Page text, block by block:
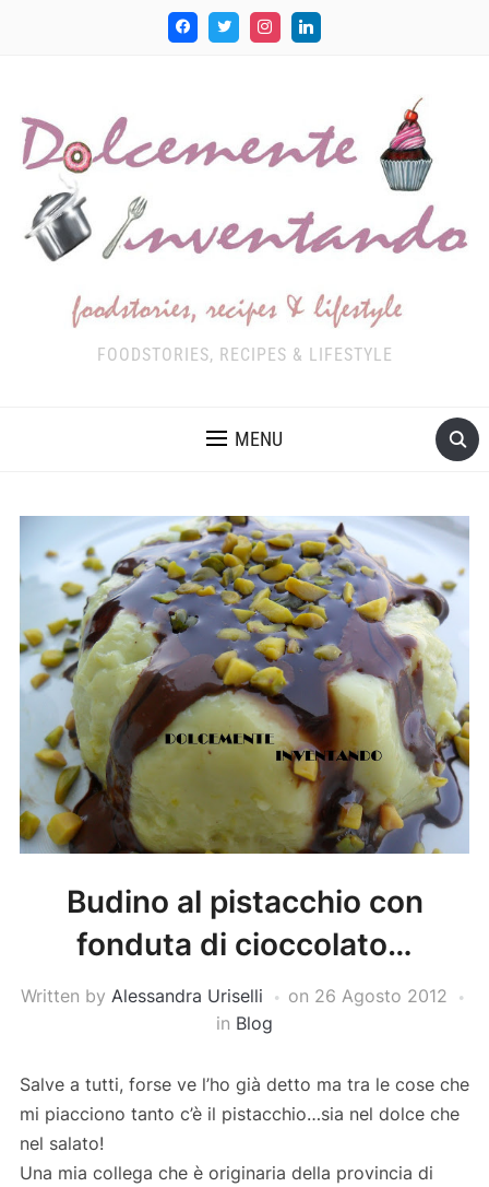
FOODSTORIES, RECIPES & LIFESTYLE
MENU
Budino al pistacchio con
fonduta di cioccolato…
Written by Alessandra Uriselli on 26 Agosto 2012
in Blog
Salve a tutti, forse ve l’ho già detto ma tra le cose che
mi piacciono tanto c’è il pistacchio…sia nel dolce che
nel salato!
Una mia collega che è originaria della provincia di